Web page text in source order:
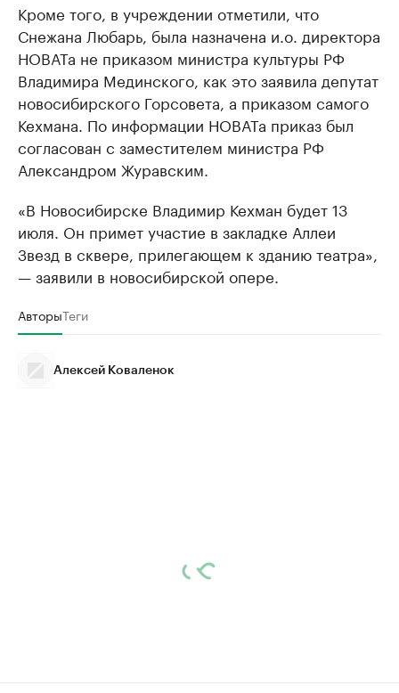
Кроме того, в учреждении отметили, что
Снежана Любарь, была назначена и.о. директора
НОВАТа не приказом министра культуры РФ
Владимира Мединского, как это заявила депутат
новосибирского Горсовета, а приказом самого
Кехмана. По информации НОВАТа приказ был
согласован с заместителем министра РФ
Александром Журавским.
«В Новосибирске Владимир Кехман будет 13
июля. Он примет участие в закладке Аллеи
Звезд в сквере, прилегающем к зданию театра»,
— заявили в новосибирской опере.
АвторыТеги
Алексей Коваленок